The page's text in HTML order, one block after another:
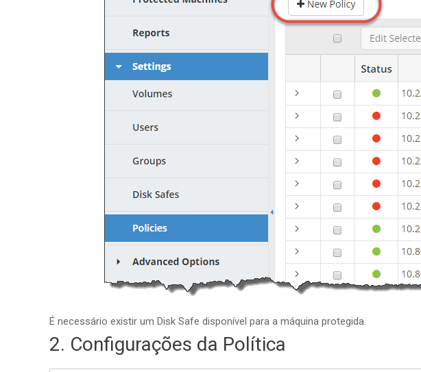
É necessário existir um Disk Safe disponível para a máquina protegida.
2. Configurações da Política